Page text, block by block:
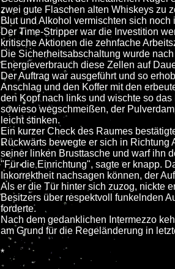
zwei gute Flaschen alten Whiskeys zu
Blut und Alkohol vermischten sich
Der Time-Stripper war die Investition
kritische Aktionen die zehnfache
Die Sicherheitsabschaltung wurde
Energieverbrauch diese Zellen auf
Der Auftrag war ausgeführt und so
Anschlag und den Koffer mit den
den Kopf nach links und wischte so
sowieso wegschmeißen, der
leicht stinken.
Ein kurzer Check des Raumes
Rückwärts bewegte er sich in Richtung
seiner linken Brusttasche und warf ihn
"Für die Einrichtung", sagte er knapp.
Inkorrektheit nachsagen können, der
Als er die Tür hinter sich zuzog, nickte
Besitzers über respektvoll funkelnden
forderte.
Nach dem gedanklichen Intermezzo
am Grund für die Regeländerung in
*